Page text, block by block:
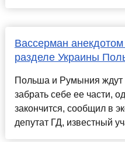
Вассерман
разделе Украины
Польша и Румыния ждут
забрать себе ее части,
закончится, сообщил в
депутат ГД, известный